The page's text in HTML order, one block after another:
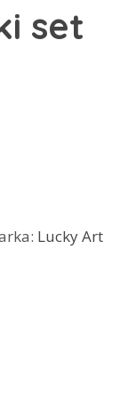
set
Lucky Art